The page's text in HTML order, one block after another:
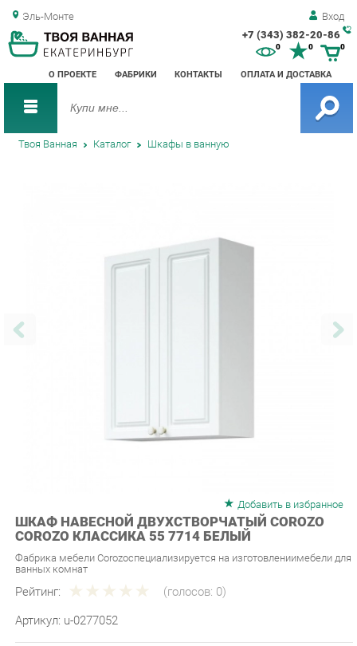
Эль-Монте Вход
+7 (343) 382-20-86
О ПРОЕКТЕ ФАБРИКИ КОНТАКТЫ ОПЛАТА И ДОСТАВКА
0 0
Твоя Ванная Каталог Шкафы в ванную
ШКАФ НАВЕСНОЙ ДВУХСТВОРЧАТЫЙ COROZO
COROZO КЛАССИКА 55 7714 БЕЛЫЙ
Фабрика мебели Corozoспециализируется на изготовлениимебели для
Рейтинг: (голосов:
Артикул: u-0277052
Продавец: